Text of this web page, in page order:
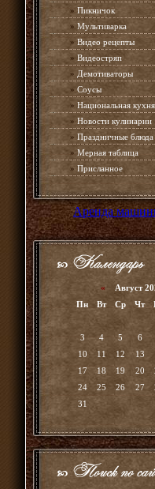
» Пикничок
» Мультиварка
» Видео рецепты
» Видеостряп
» Демотиваторы
» Соусы
» Национальная кухня
» Новости кулинарии
» Праздничные блюда
» Мерная таблица
» Присланное
Аренда
« Август
Пн
Вт Ср Чт
3
4 5 6
10
11 12 13
17
18 19 20
24
25 26 27
31